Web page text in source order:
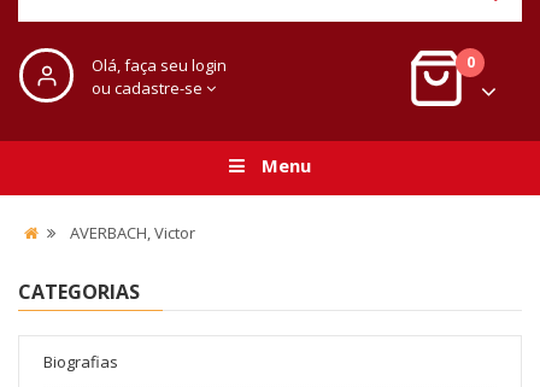
Olá, faça seu login
ou cadastre-se
0
Menu
AVERBACH, Victor
CATEGORIAS
Biografias